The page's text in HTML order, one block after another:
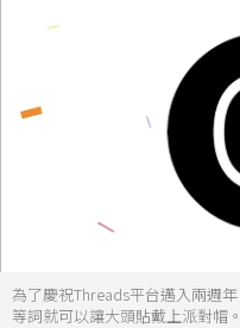
為了慶祝Threads平台邁入兩週
等詞就可以讓大頭貼戴上派對帽